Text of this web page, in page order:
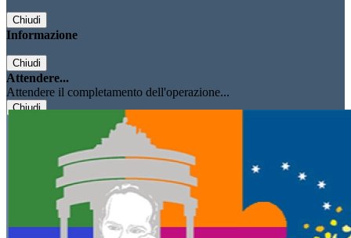
Chiudi
Informazione
Chiudi
Attendere...
Attendere il completamento dell'operazione...
Chiudi